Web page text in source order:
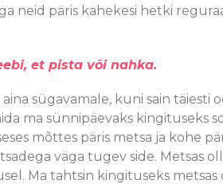
neid päris kahekesi hetki
et pista või nahka.
sügavamale, kuni sain
ma sünnipäevaks kingituseks
mõttes päris metsa ja kohe
väga tugev side. Metsas
Ma tahtsin kingituseks